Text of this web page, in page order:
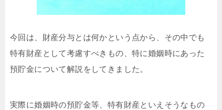
今回は、財産分与とは何かという点から、その中でも
特有財産として考慮すべきもの、特に婚姻時にあった
預貯金について解説をしてきました。
実際に婚姻時の預貯金等、特有財産といえそうなもの